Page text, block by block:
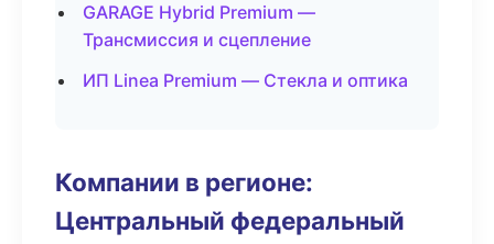
GARAGE Hybrid Premium —
Трансмиссия и сцепление
ИП Linea Premium — Стекла и оптика
Компании в регионе:
Центральный федеральный